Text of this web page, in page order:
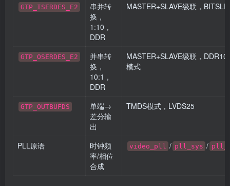
GTP_ISERDES_E2
串并转
换，
1:10，
DDR
MASTER+SLAVE级联，
GTP_OSERDES_E2
并串转
换，
10:1，
DDR
MASTER+SLAVE级联，
模式
GTP_OUTBUFDS
单端→
差分输
出
TMDS模式，LVDS25
PLL原语
时钟频
率/相位
合成
video_pll / pll_sys /